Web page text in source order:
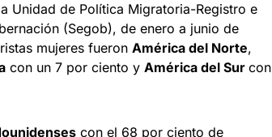
Unidad de Política Migratoria-Registro e
(Segob), de enero a junio de
mujeres fueron América del Norte,
con un 7 por ciento y América del Sur con
con el 68 por ciento de